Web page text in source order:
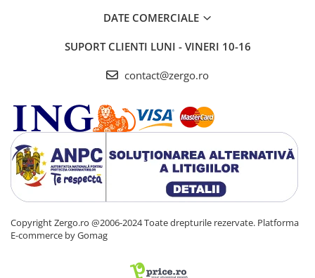
DATE COMERCIALE
SUPORT CLIENTI LUNI - VINERI 10-16
contact@zergo.ro
Copyright Zergo.ro @2006-2024 Toate drepturile rezervate. Platforma
E-commerce by Gomag